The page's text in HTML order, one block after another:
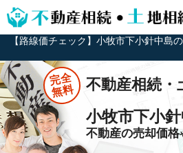
【路線価チェック】小牧市下小針中島
完全
無料 不動産相続・
小牧市下小
不動産の売却価格